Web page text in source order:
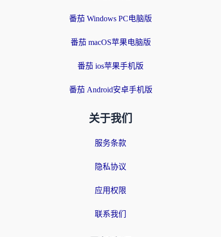
番茄 Windows PC电脑版
番茄 macOS苹果电脑版
番茄 ios苹果手机版
番茄 Android安卓手机版
关于我们
服务条款
隐私协议
应用权限
联系我们